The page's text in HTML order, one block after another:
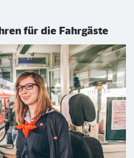
für die Fahrgäste